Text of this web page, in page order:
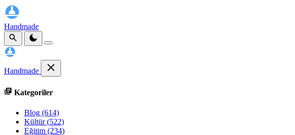
Handmade
Handmade
Kategoriler
Blog (614)
Kültür(522)
Eğitim (234)